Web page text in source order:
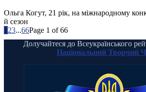
Ольга Когут, 21 рік, на міжнародному
й сезон
1 23...66Page 1 of 66
Долучайтеся до Всеукраїнського
Національний Творчий